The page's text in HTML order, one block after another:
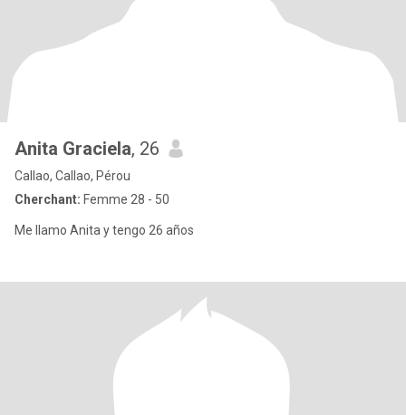
Anita Graciela, 26
Callao, Callao, Pérou
Cherchant: Femme 28 - 50
Me llamo Anita y tengo 26 años